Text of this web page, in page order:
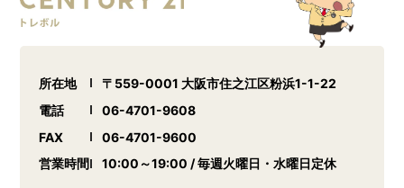
所在地
〒559-0001 大阪市住之江区粉浜1-1-22
電話
06-4701-9608
FAX
06-4701-9600
営業時間
10:00～19:00 / 毎週火曜日・水曜日定休